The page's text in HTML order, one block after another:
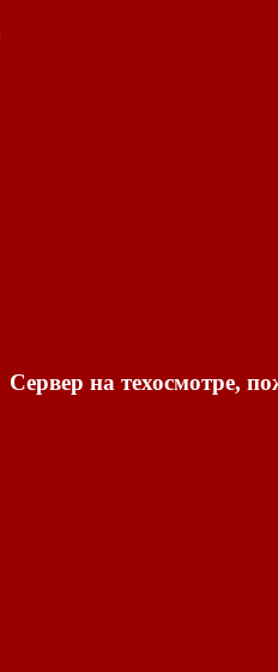
Сервер на техосмотре,